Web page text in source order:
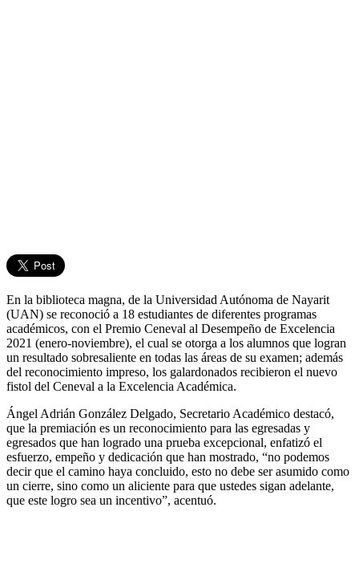
En la biblioteca magna, de la Universidad Autónoma de Nayarit
(UAN) se reconoció a 18 estudiantes de diferentes programas
académicos, con el Premio Ceneval al Desempeño de Excelencia
2021 (enero-noviembre), el cual se otorga a los alumnos que logran
un resultado sobresaliente en todas las áreas de su examen; además
del reconocimiento impreso, los galardonados recibieron el nuevo
fistol del Ceneval a la Excelencia Académica.
Ángel Adrián González Delgado, Secretario Académico destacó,
que la premiación es un reconocimiento para las egresadas y
egresados que han logrado una prueba excepcional, enfatizó el
esfuerzo, empeño y dedicación que han mostrado, “no podemos
decir que el camino haya concluido, esto no debe ser asumido como
un cierre, sino como un aliciente para que ustedes sigan adelante,
que este logro sea un incentivo”, acentuó.